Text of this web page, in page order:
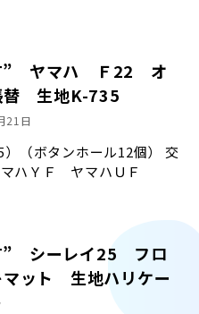
ヤマハ Ｆ22 オ
替 生地K-735
21日
（ボタンホール12個） 交
ＹＦ ヤマハＵＦ
シーレイ25 フロ
マット 生地ハリケー